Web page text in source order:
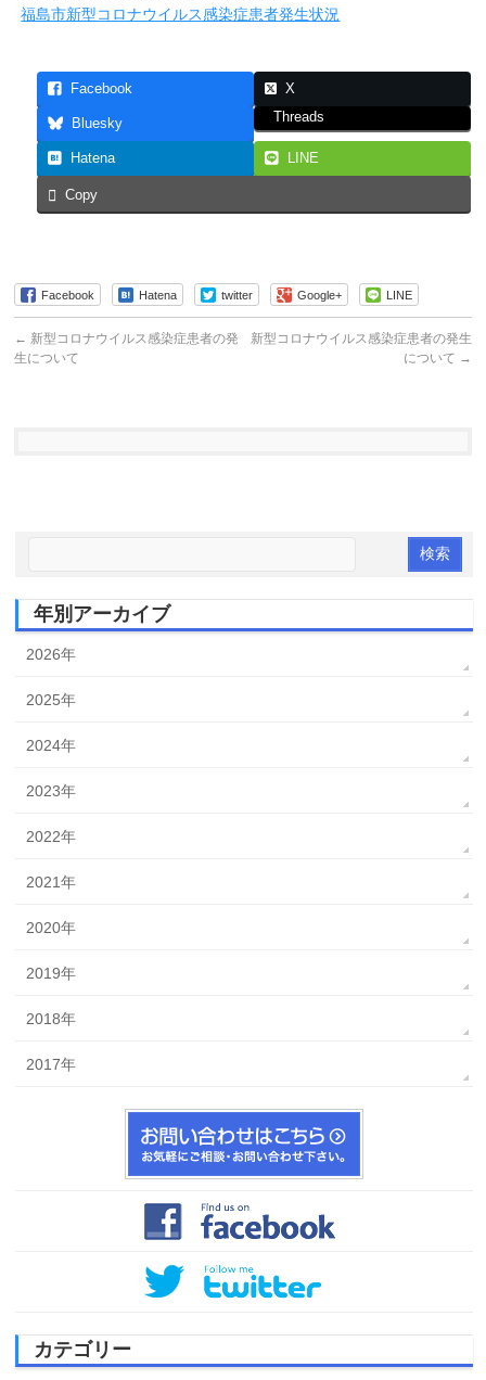
福島市新型コロナウイルス感染症患者発生状況
Facebook X
Bluesky Threads
Hatena LINE
Copy
Facebook Hatena twitter Google+ LINE
← 新型コロナウイルス感染症患者の発
生について
新型コロナウイルス感染症患者の発生
について →
年別アーカイブ
2026年
2025年
2024年
2023年
2022年
2021年
2020年
2019年
2018年
2017年
カテゴリー